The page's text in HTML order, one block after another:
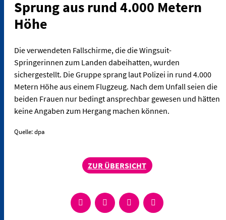
Sprung aus rund 4.000 Metern
Höhe
Die verwendeten Fallschirme, die die Wingsuit-
Springerinnen zum Landen dabeihatten, wurden
sichergestellt. Die Gruppe sprang laut Polizei in rund 4.000
Metern Höhe aus einem Flugzeug. Nach dem Unfall seien die
beiden Frauen nur bedingt ansprechbar gewesen und hätten
keine Angaben zum Hergang machen können.
Quelle: dpa
ZUR ÜBERSICHT